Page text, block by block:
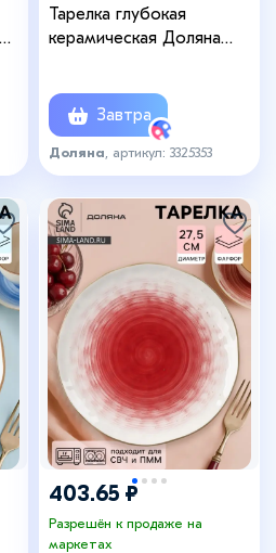
Тарелка глубокая
керамическая Доляна
Завтра
Доляна , артикул: 3325353
403.65 ₽
Разрешён к продаже на
маркетах